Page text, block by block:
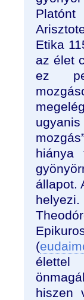
Etika
az élet
ez
hiánya
állapot.
(
hiszen